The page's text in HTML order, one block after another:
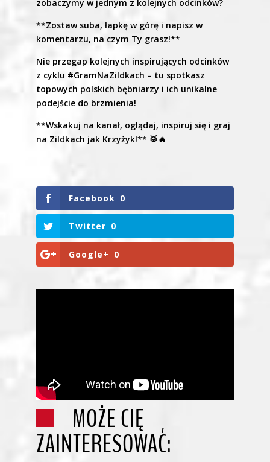
zobaczymy w jednym z kolejnych odcinków?
**Zostaw suba, łapkę w górę i napisz w
komentarzu, na czym Ty grasz!**
Nie przegap kolejnych inspirujących odcinków
z cyklu #GramNaZildkach – tu spotkasz
topowych polskich bębniarzy i ich unikalne
podejście do brzmienia!
**Wskakuj na kanał, oglądaj, inspiruj się i graj
na Zildkach jak Krzyżyk!** 🥁🔥
Facebook 0
Twitter 0
Google+ 0
MOŻE CIĘ
ZAINTERESOWAĆ: